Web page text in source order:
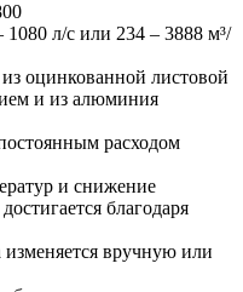
1080 л/с или 234 – 3888 м³/
оцинкованной листовой
и из алюминия
расходом
и снижение
благодаря
вручную или